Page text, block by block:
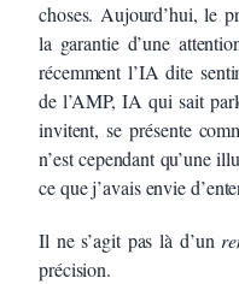
choses. Aujourd’hui, le
la garantie d’une
récemment l’IA dite
de l’AMP, IA qui sait
invitent, se présente
n’est cependant qu’une
ce que j’avais envie
Il ne s’agit pas là d’un
précision.